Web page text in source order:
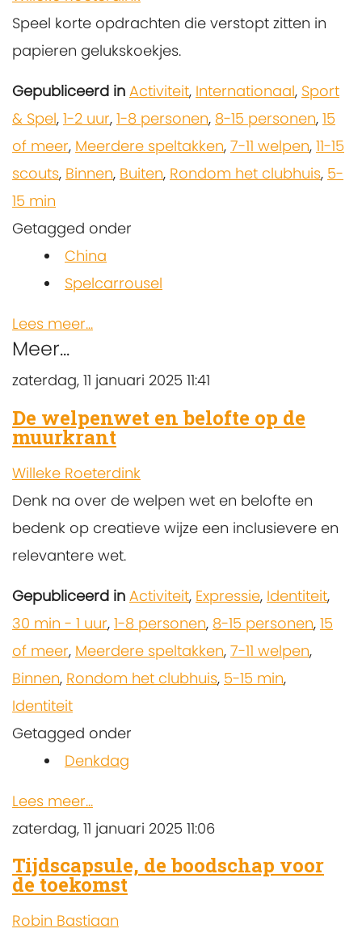
Speel korte opdrachten die verstopt zitten in
papieren gelukskoekjes.
Gepubliceerd in Activiteit, Internationaal, Sport
& Spel, 1-2 uur, 1-8 personen, 8-15 personen, 15
of meer, Meerdere speltakken, 7-11 welpen, 11-15
scouts, Binnen, Buiten, Rondom het clubhuis, 5-
15 min
Getagged onder
China
Spelcarrousel
Lees meer...
Meer...
zaterdag, 11 januari 2025 11:41
De welpenwet en belofte op de
muurkrant
Willeke Roeterdink
Denk na over de welpen wet en belofte en
bedenk op creatieve wijze een inclusievere en
relevantere wet.
Gepubliceerd in Activiteit, Expressie, Identiteit,
30 min - 1 uur, 1-8 personen, 8-15 personen, 15
of meer, Meerdere speltakken, 7-11 welpen,
Binnen, Rondom het clubhuis, 5-15 min,
Identiteit
Getagged onder
Denkdag
Lees meer...
zaterdag, 11 januari 2025 11:06
Tijdscapsule, de boodschap voor
de toekomst
Robin Bastiaan